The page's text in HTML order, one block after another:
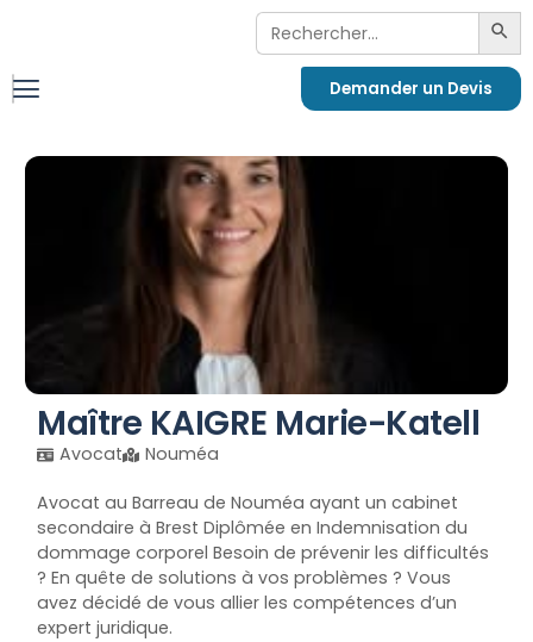
Search
For:
Demander un Devis
Maître KAIGRE Marie-Katell
Avocat Nouméa
Avocat au Barreau de Nouméa ayant un cabinet
secondaire à Brest Diplômée en Indemnisation du
dommage corporel Besoin de prévenir les difficultés
? En quête de solutions à vos problèmes ? Vous
avez décidé de vous allier les compétences d’un
expert juridique.